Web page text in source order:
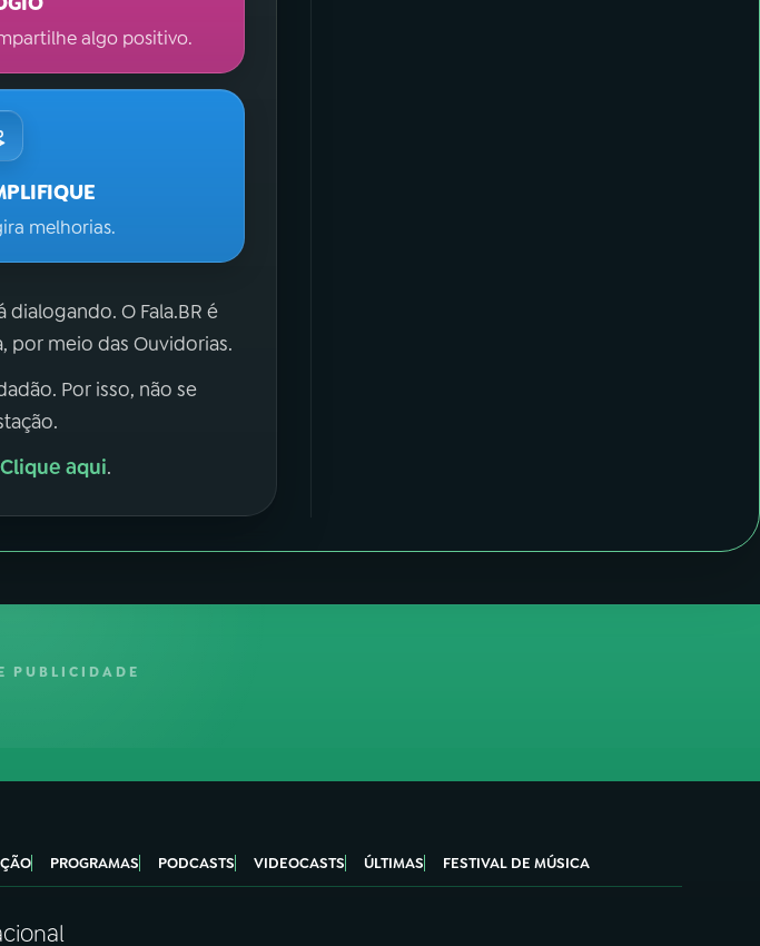
algo positivo.
melhorias.
dialogando. O Fala.BR é
por meio das Ouvidorias.
Por isso, não se
Clique aqui.
PUBLICIDADE
PROGRAMAS PODCASTS VIDEOCASTS ÚLTIMAS FESTIVAL DE MÚSICA